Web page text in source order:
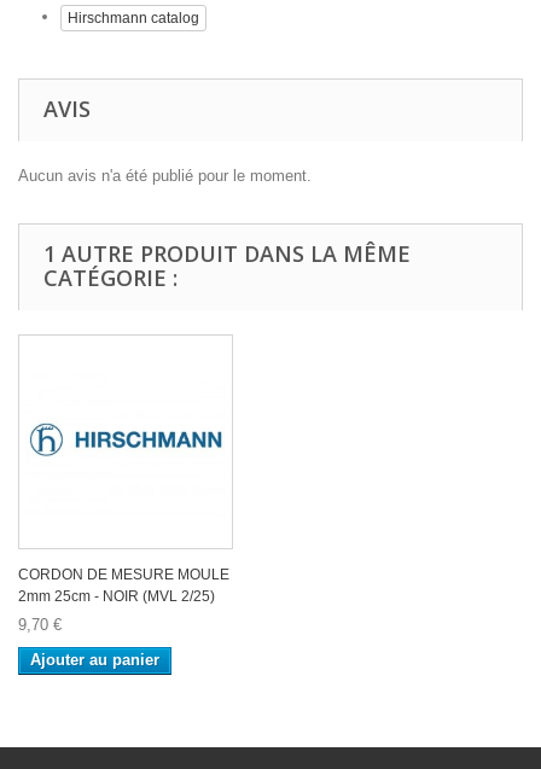
Hirschmann catalog
AVIS
Aucun avis n'a été publié pour le moment.
1 AUTRE PRODUIT DANS LA MÊME
CATÉGORIE :
CORDON DE MESURE MOULE
2mm 25cm - NOIR (MVL 2/25)
9,70 €
Ajouter au panier